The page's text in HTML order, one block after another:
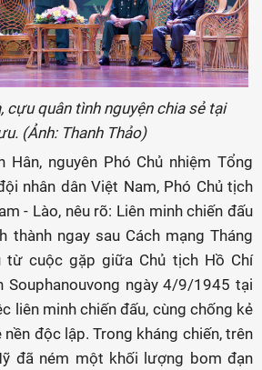
cựu quân tình nguyện chia sẻ tại
(Ảnh: Thanh Thảo)
Hân, nguyên Phó Chủ nhiệm Tổng
nhân dân Việt Nam, Phó Chủ tịch
- Lào, nêu rõ: Liên minh chiến đấu
thành ngay sau Cách mạng Tháng
từ cuộc gặp giữa Chủ tịch Hồ Chí
Souphanouvong ngày 4/9/1945 tại
liên minh chiến đấu, cùng chống kẻ
độc lập. Trong kháng chiến, trên
đã ném một khối lượng bom đạn